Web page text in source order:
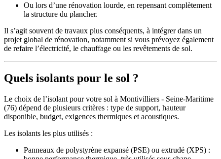
Ou lors d’une rénovation lourde, en repensant complètement
la structure du plancher.
Il s’agit souvent de travaux plus conséquents, à intégrer dans un
projet global de rénovation, notamment si vous prévoyez également
de refaire l’électricité, le chauffage ou les revêtements de sol.
Quels isolants pour le sol ?
Le choix de l’isolant pour votre sol à Montivilliers - Seine-Maritime
(76) dépend de plusieurs critères : type de support, hauteur
disponible, budget, exigences thermiques et acoustiques.
Les isolants les plus utilisés :
Panneaux de polystyrène expansé (PSE) ou extrudé (XPS) :